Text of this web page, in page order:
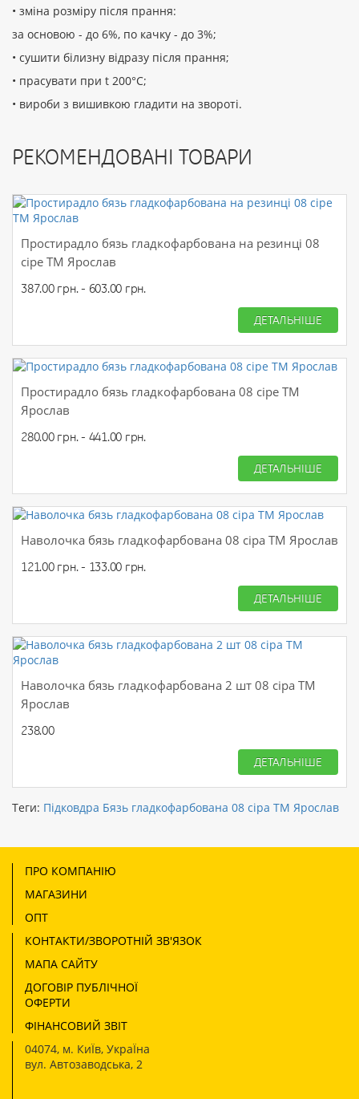
• зміна розміру після прання:
за основою - до 6%, по качку - до 3%;
• сушити білизну відразу після прання;
• прасувати при t 200°С;
• вироби з вишивкою гладити на звороті.
РЕКОМЕНДОВАНІ ТОВАРИ
Простирадло бязь гладкофарбована на резинці 08
сіре ТМ Ярослав
387.00 грн. - 603.00 грн.
ДЕТАЛЬНІШЕ
Простирадло бязь гладкофарбована 08 сіре ТМ
Ярослав
280.00 грн. - 441.00 грн.
ДЕТАЛЬНІШЕ
Наволочка бязь гладкофарбована 08 сіра ТМ Ярослав
121.00 грн. - 133.00 грн.
ДЕТАЛЬНІШЕ
Наволочка бязь гладкофарбована 2 шт 08 сіра ТМ
Ярослав
238.00
ДЕТАЛЬНІШЕ
Теги: Підковдра Бязь гладкофарбована 08 сіра ТМ Ярослав
ПРО КОМПАНІЮ
МАГАЗИНИ
ОПТ
КОНТАКТИ/ЗВОРОТНІЙ ЗВ'ЯЗОК
МАПА САЙТУ
ДОГОВІР ПУБЛІЧНОЇ
ОФЕРТИ
ФІНАНСОВИЙ ЗВІТ
04074, м. КиЇв, УкраЇна
вул. Автозаводська, 2